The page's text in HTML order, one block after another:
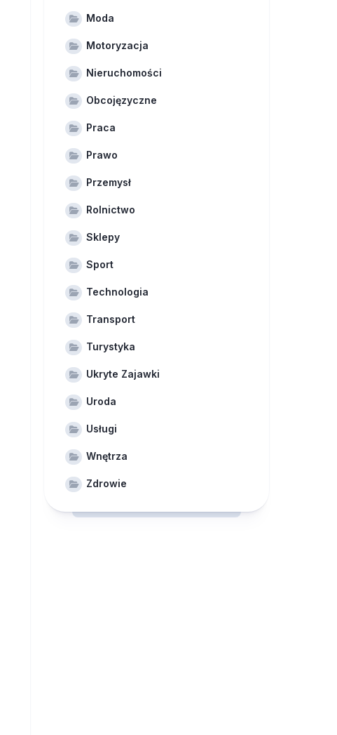
Moda
Motoryzacja
Nieruchomości
Obcojęzyczne
Praca
Prawo
Przemysł
Rolnictwo
Sklepy
Sport
Technologia
Transport
Turystyka
Ukryte Zajawki
Uroda
Usługi
Wnętrza
Zdrowie